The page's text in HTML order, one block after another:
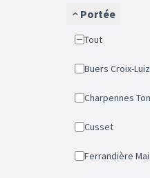
Portée
Tout
Buers Croix-
Charpennes
Cusset
Ferrandière